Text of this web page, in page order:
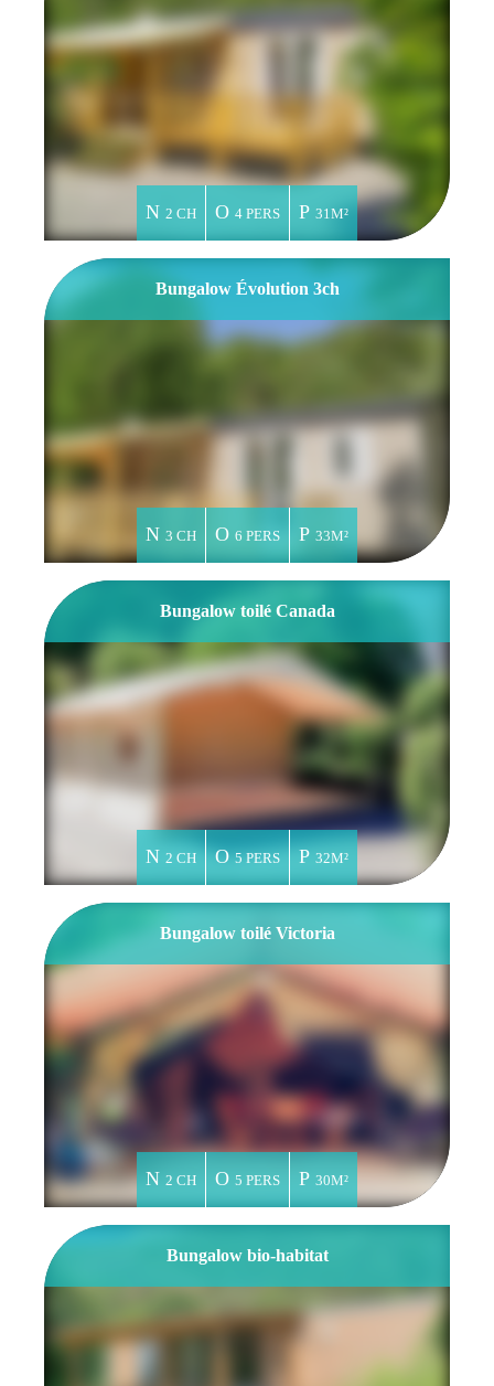
2 CH 4 PERS 31M²
3 CH 6 PERS 33M²
Bungalow Évolution 3ch
2 CH 5 PERS 32M²
Bungalow toilé Canada
2 CH 5 PERS 30M²
Bungalow toilé Victoria
Bungalow bio-habitat